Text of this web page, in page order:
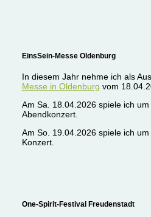
EinsSein-Messe Oldenburg
In diesem Jahr nehme ich als
Messe in Oldenburg vom
Am Sa. 18.04.2026 spiele ich
Abendkonzert.
Am So. 19.04.2026 spiele ich
Konzert.
One-Spirit-Festival Freudenstadt